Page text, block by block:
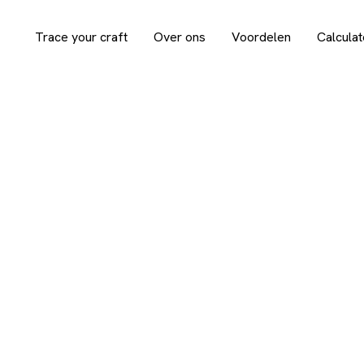
Trace your craft Over ons Voordelen